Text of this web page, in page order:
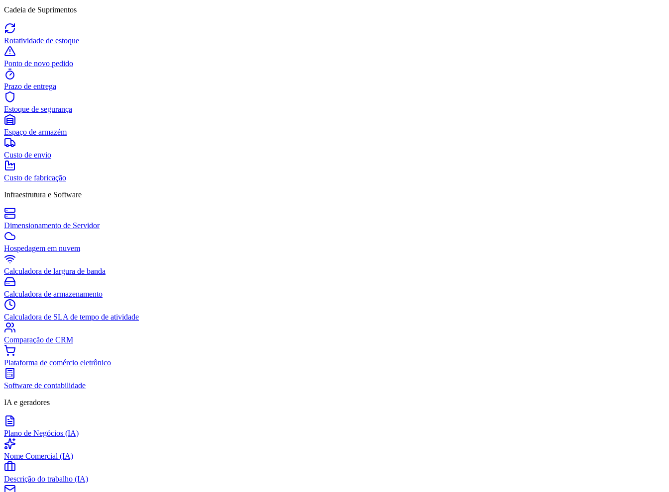
Cadeia de Suprimentos
Rotatividade de estoque
Ponto de novo pedido
Prazo de entrega
Estoque de segurança
Espaço de armazém
Custo de envio
Custo de fabricação
Infraestrutura e Software
Dimensionamento de Servidor
Hospedagem em nuvem
Calculadora de largura de banda
Calculadora de armazenamento
Calculadora de SLA de tempo de atividade
Comparação de CRM
Plataforma de comércio eletrônico
Software de contabilidade
IA e geradores
Plano de Negócios (IA)
Nome Comercial (IA)
Descrição do trabalho (IA)